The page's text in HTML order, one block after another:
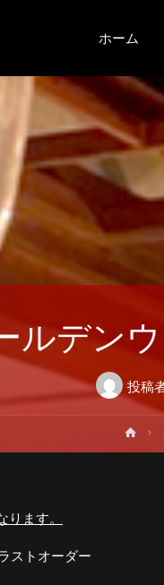
海鮮
居酒
屋】
おさ
かな
処
わん
だ
テ
ン
キ
ッ
ホーム
ルデン
投稿
ホ
ー
ます。
ダー